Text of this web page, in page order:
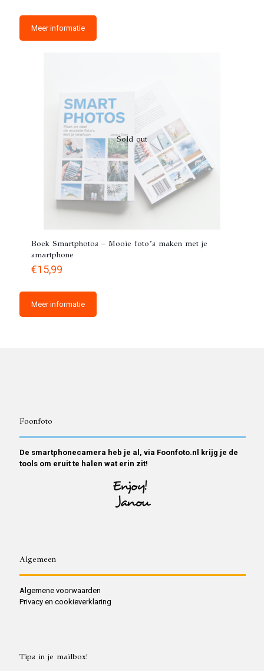
Meer informatie
Sold out
Boek Smartphotos – Mooie foto’s maken met je
smartphone
€15,99
Meer informatie
Foonfoto
De smartphonecamera heb je al, via Foonfoto.nl krijg je de
tools om eruit te halen wat erin zit!
Algemeen
Algemene voorwaarden
Privacy en cookieverklaring
Tips in je mailbox!